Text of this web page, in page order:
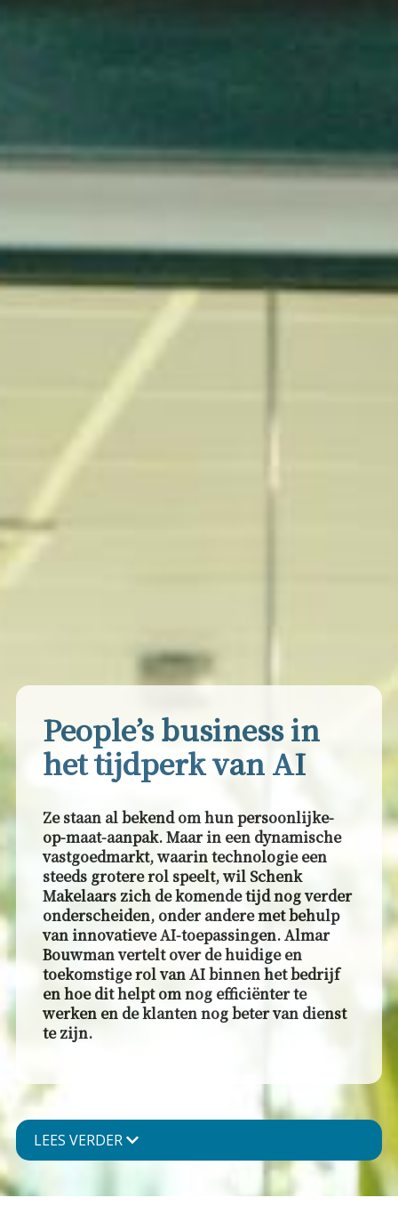
People’s business in
het tijdperk van AI
Ze staan al bekend om hun persoonlijke-
op-maat-aanpak. Maar in een dynamische
vastgoedmarkt, waarin technologie een
steeds grotere rol speelt, wil Schenk
Makelaars zich de komende tijd nog verder
onderscheiden, onder andere met behulp
van innovatieve AI-toepassingen. Almar
Bouwman vertelt over de huidige en
toekomstige rol van AI binnen het bedrijf
en hoe dit helpt om nog efficiënter te
werken en de klanten nog beter van dienst
te zijn.
LEES VERDER